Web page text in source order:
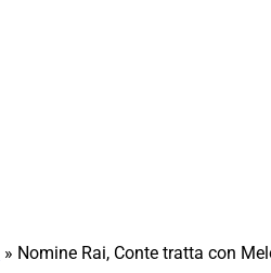
» Nomine Rai, Conte tratta con